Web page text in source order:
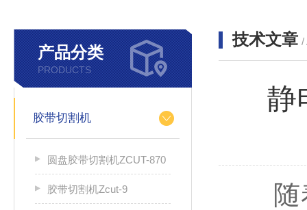
产品分类
PRODUCTS
胶带切割机
圆盘胶带切割机ZCUT-870
胶带切割机Zcut-9
技术文章 /
静
随着